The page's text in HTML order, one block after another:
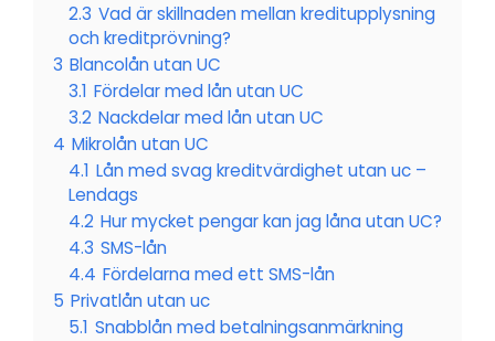
2.3 Vad är skillnaden mellan kreditupplysning
och kreditprövning?
3 Blancolån utan UC
3.1 Fördelar med lån utan UC
3.2 Nackdelar med lån utan UC
4 Mikrolån utan UC
4.1 Lån med svag kreditvärdighet utan uc –
Lendags
4.2 Hur mycket pengar kan jag låna utan UC?
4.3 SMS-lån
4.4 Fördelarna med ett SMS-lån
5 Privatlån utan uc
5.1 Snabblån med betalningsanmärkning